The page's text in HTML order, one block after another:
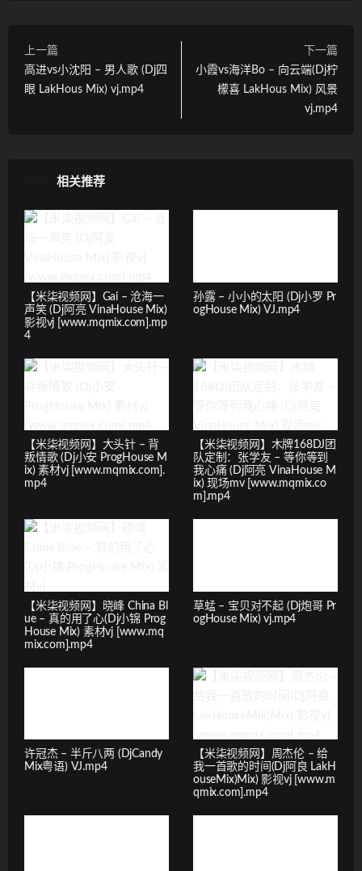
上一篇
高进vs小沈阳 – 男人歌 (Dj四
眼 LakHous Mix) vj.mp4
下一篇
小霞vs海洋Bo – 向云端(Dj柠
檬喜 LakHous Mix) 风景
vj.mp4
相关推荐
【米柒视频网】Gai – 沧海一
声笑 (Dj阿亮 VinaHouse Mix)
影视vj [www.mqmix.com].mp
4
孙露 – 小小的太阳 (Dj小罗 Pr
ogHouse Mix) VJ.mp4
【米柒视频网】大头针 – 背
叛情歌 (Dj小安 ProgHouse M
ix) 素材vj [www.mqmix.com].
mp4
【米柒视频网】木牌168DJ团
队定制：张学友 – 等你等到
我心痛 (Dj阿亮 VinaHouse M
ix) 现场mv [www.mqmix.co
m].mp4
【米柒视频网】晓峰 China Bl
ue – 真的用了心(Dj小锦 Prog
House Mix) 素材vj [www.mq
mix.com].mp4
草蜢 – 宝贝对不起 (Dj炮哥 Pr
ogHouse Mix) vj.mp4
许冠杰 – 半斤八两 (DjCandy
Mix粤语) VJ.mp4
【米柒视频网】周杰伦 – 给
我一首歌的时间(Dj阿良 LakH
ouseMix)Mix) 影视vj [www.m
qmix.com].mp4